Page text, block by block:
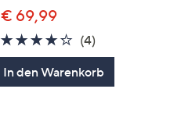
€ 69,99
4.2
von
5
(4)4
Bewertungen
In den Warenkorb